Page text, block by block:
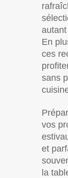
autant
En
ces
sans
vos
et
la